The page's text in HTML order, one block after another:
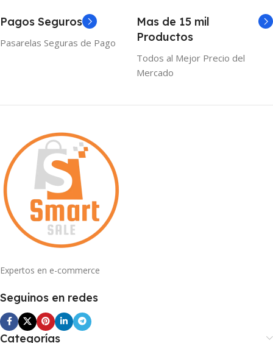
Pagos Seguros
Pasarelas Seguras de Pago
Mas de 15 mil
Productos
Todos al Mejor Precio del
Mercado
Expertos en e-commerce
Seguinos en redes
Categorías